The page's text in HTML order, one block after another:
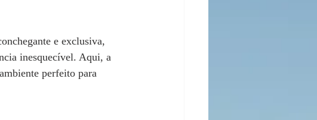
e exclusiva,
inesquecível. Aqui, a
perfeito para